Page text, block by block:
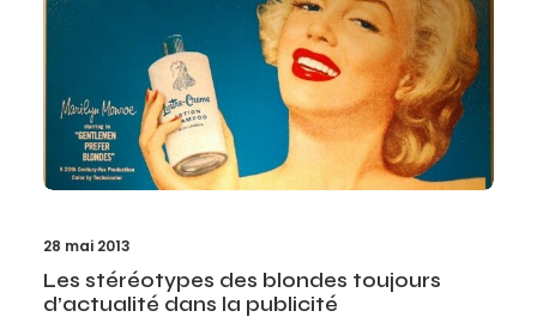
28 mai 2013
Les stéréotypes des blondes toujours
d’actualité dans la publicité